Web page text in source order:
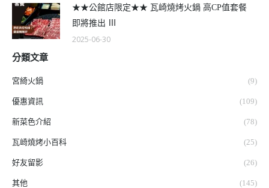
★★公館店限定★★ 瓦崎燒烤火鍋 高CP值套餐
即將推出 Ⅲ
2025-06-30
分類文章
宮綺火鍋 (9)
優惠資訊 (109)
新菜色介紹 (78)
瓦崎燒烤小百科 (25)
好友留影 (26)
其他 (145)